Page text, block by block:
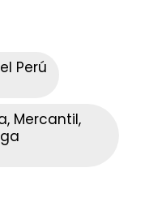
Perú
Mercantil,